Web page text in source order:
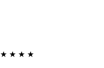
★ ★ ★ ★